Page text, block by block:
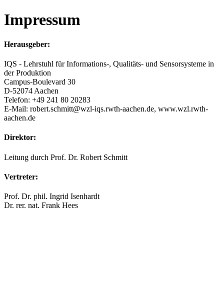
Impressum
Herausgeber:
IQS - Lehrstuhl für Informations-, Qualitäts- und Sensorsysteme in
der Produktion
Campus-Boulevard 30
D-52074 Aachen
Telefon: +49 241 80 20283
E-Mail: robert.schmitt@wzl-iqs.rwth-aachen.de, www.wzl.rwth-
aachen.de
Direktor:
Leitung durch Prof. Dr. Robert Schmitt
Vertreter:
Prof. Dr. phil. Ingrid Isenhardt
Dr. rer. nat. Frank Hees